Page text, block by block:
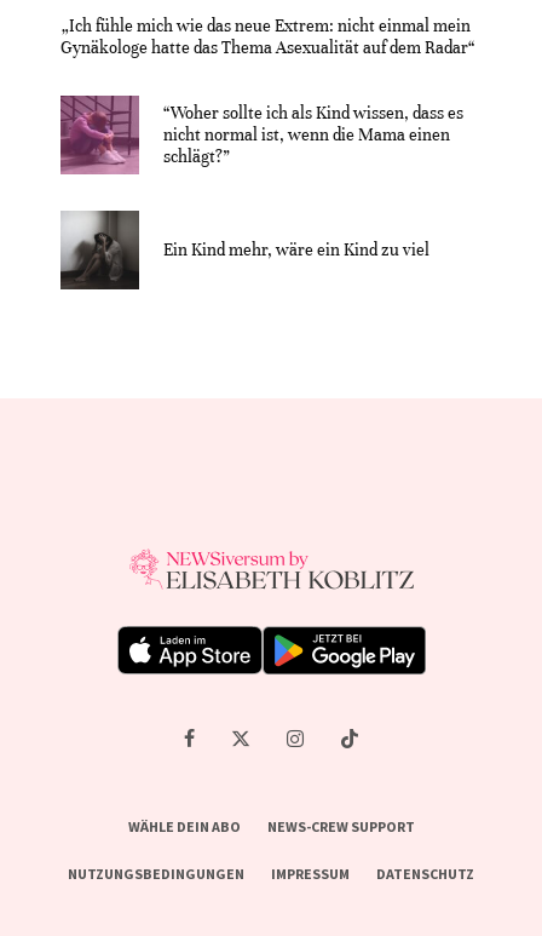
„Ich fühle mich wie das neue Extrem: nicht einmal mein
Gynäkologe hatte das Thema Asexualität auf dem Radar“
“Woher sollte ich als Kind wissen, dass es
nicht normal ist, wenn die Mama einen
schlägt?”
Ein Kind mehr, wäre ein Kind zu viel
WÄHLE DEIN ABO NEWS-CREW SUPPORT
NUTZUNGSBEDINGUNGEN IMPRESSUM DATENSCHUTZ